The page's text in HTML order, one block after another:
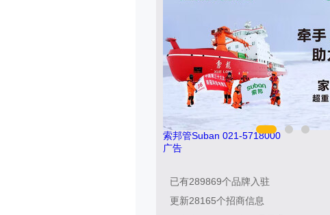
今顶KIND 400-826-5225
广告
已有289869个品牌入驻
更新28165个招商信息